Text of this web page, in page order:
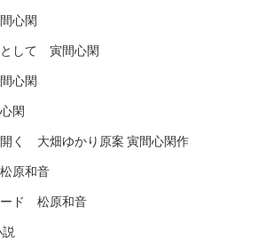
心閑
して 寅間心閑
心閑
閑
く 大畑ゆかり原案 寅間心閑作
原和音
ド 松原和音